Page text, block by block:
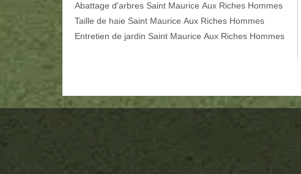
Abattage d'arbres Saint Maurice Aux Riches Hommes
Taille de haie Saint Maurice Aux Riches Hommes
Entretien de jardin Saint Maurice Aux Riches Hommes